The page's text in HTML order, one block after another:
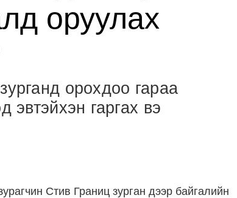
оруулах
орохдоо гараа
эвтэйхэн гаргах вэ
Стив Границ зурган дээр байгалийн